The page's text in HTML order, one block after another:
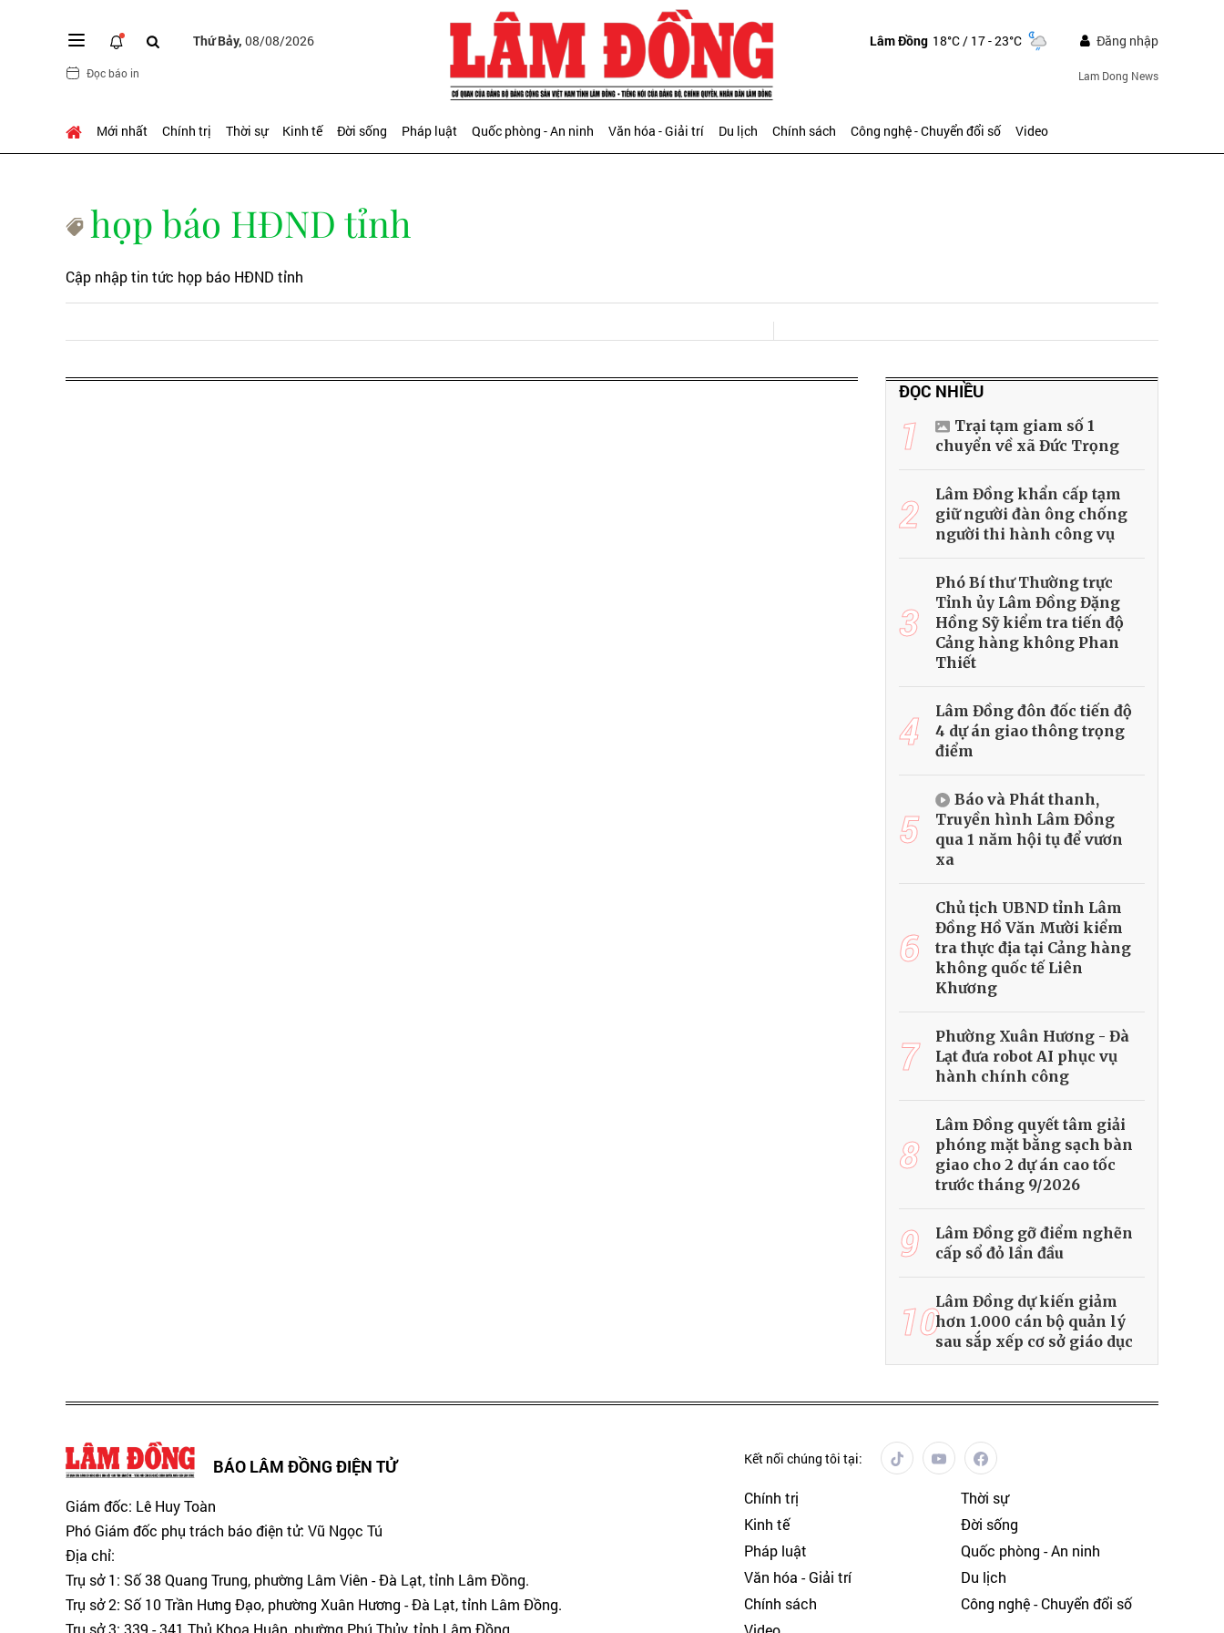
Thứ Bảy, 08/08/2026
Đọc báo in
Lâm Đồng 18°C/ 17 - 23°C Đăng nhập
Lam Dong News
Mới nhất Chính trị Thời sự Kinh tế Đời sống Pháp luật Quốc phòng - An ninh Văn hóa - Giải trí Du lịch Chính sách Công nghệ - Chuyển đổi số Video
họp báo HĐND tỉnh
Cập nhập tin tức họp báo HĐND tỉnh
ĐỌC NHIỀU
1
Trại tạm giam số 1
chuyển về xã Đức Trọng
2
Lâm Đồng khẩn cấp tạm
giữ người đàn ông chống
người thi hành công vụ
3
Phó Bí thư Thường trực
Tỉnh ủy Lâm Đồng Đặng
Hồng Sỹ kiểm tra tiến độ
Cảng hàng không Phan
Thiết
4
Lâm Đồng đôn đốc tiến độ
4 dự án giao thông trọng
điểm
5
Báo và Phát thanh,
Truyền hình Lâm Đồng
qua 1 năm hội tụ để vươn
xa
6
Chủ tịch UBND tỉnh Lâm
Đồng Hồ Văn Mười kiểm
tra thực địa tại Cảng hàng
không quốc tế Liên
Khương
7
Phường Xuân Hương - Đà
Lạt đưa robot AI phục vụ
hành chính công
8
Lâm Đồng quyết tâm giải
phóng mặt bằng sạch bàn
giao cho 2 dự án cao tốc
trước tháng 9/2026
9
Lâm Đồng gỡ điểm nghẽn
cấp sổ đỏ lần đầu
10Lâm Đồng dự kiến giảm
hơn 1.000 cán bộ quản lý
sau sắp xếp cơ sở giáo dục
BÁO LÂM ĐỒNG ĐIỆN TỬ
Giám đốc: Lê Huy Toàn
Phó Giám đốc phụ trách báo điện tử: Vũ Ngọc Tú
Địa chỉ:
Trụ sở 1: Số 38 Quang Trung, phường Lâm Viên - Đà Lạt, tỉnh Lâm Đồng.
Trụ sở 2: Số 10 Trần Hưng Đạo, phường Xuân Hương - Đà Lạt, tỉnh Lâm Đồng.
Trụ sở 3: 339 - 341 Thủ Khoa Huân, phường Phú Thủy, tỉnh Lâm Đồng.
Kết nối chúng tôi tại:
Chính trị
Thời sự
Kinh tế
Đời sống
Pháp luật
Quốc phòng - An ninh
Văn hóa - Giải trí
Du lịch
Chính sách
Công nghệ - Chuyển đổi số